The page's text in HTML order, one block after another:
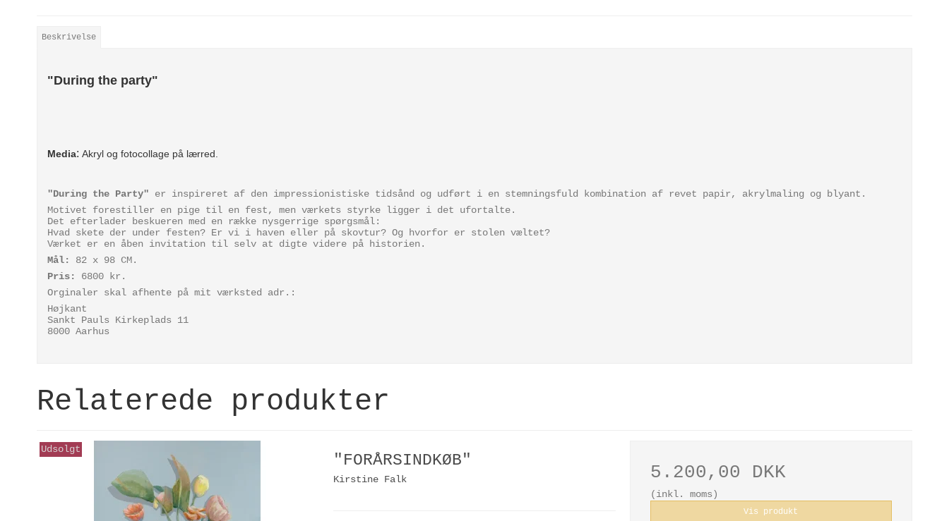
Beskrivelse
"During the party"
Media: Akryl og fotocollage på lærred.
"During the Party" er inspireret af den impressionistiske tidsånd og udført i en stemningsfuld kombination af revet papir, akrylmaling og blyant .
Motivet forestiller en pige til en fest, men værkets styrke ligger i det ufortalte.
Det efterlader beskueren med en række nysgerrige spørgsmål:
Hvad skete der under festen? Er vi i haven eller på skovtur? Og hvorfor er stolen væltet?
Værket er en åben invitation til selv at digte videre på historien.
Mål: 82 x 98 CM.
Pris: 6800 kr.
Orginaler skal afhente på mit værksted adr.:
Højkant
Sankt Pauls Kirkeplads 11
8000 Aarhus
Relaterede produkter
Udsolgt
"FORÅRSINDKØB"
Kirstine Falk 5.200,00 DKK
(inkl. moms)
Vis produkt